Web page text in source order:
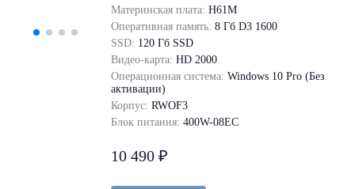
Материнская плата: H61M
Оперативная память: 8 Гб D3 1600
SSD: 120 Гб SSD
Видео-карта: HD 2000
Операционная система: Windows 10 Pro (Без
активации)
Корпус: RWOF3
Блок питания: 400W-08EC
10 490 ₽